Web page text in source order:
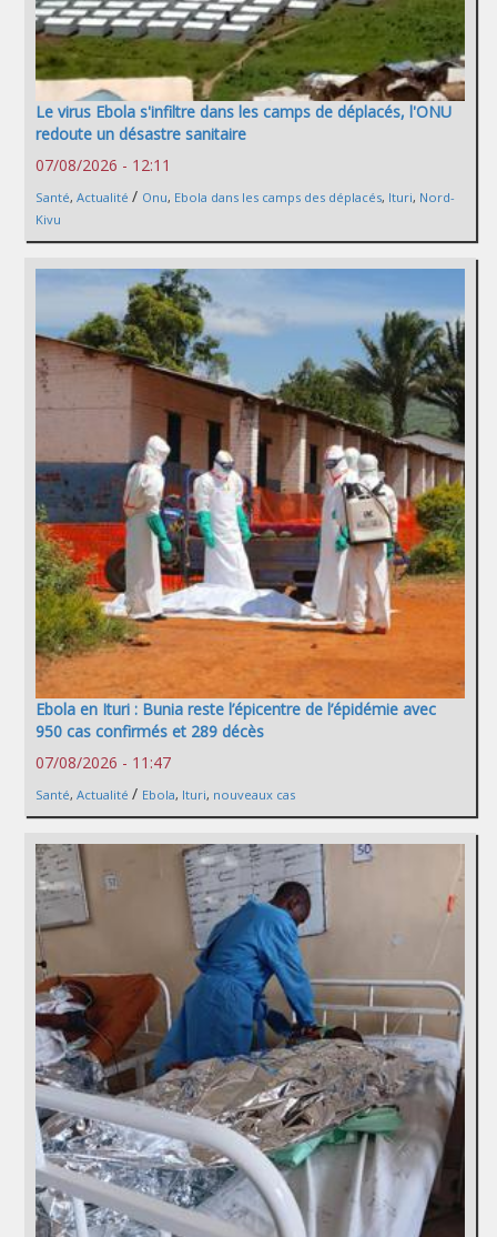
Le virus Ebola s'infiltre dans les camps de déplacés, l'ONU
redoute un désastre sanitaire
07/08/2026 - 12:11
Santé, Actualité / Onu, Ebola dans les camps des déplacés, Ituri, Nord-
Kivu
Ebola en Ituri : Bunia reste l’épicentre de l’épidémie avec
950 cas confirmés et 289 décès
07/08/2026 - 11:47
Santé, Actualité / Ebola, Ituri, nouveaux cas